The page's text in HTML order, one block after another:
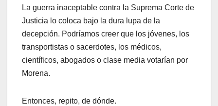
La guerra inaceptable contra la Suprema Corte de
Justicia lo coloca bajo la dura lupa de la
decepción. Podríamos creer que los jóvenes, los
transportistas o sacerdotes, los médicos,
científicos, abogados o clase media votarían por
Morena.
Entonces, repito, de dónde.